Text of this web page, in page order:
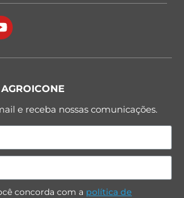
e receba nossas comunicações.
concorda com a política de